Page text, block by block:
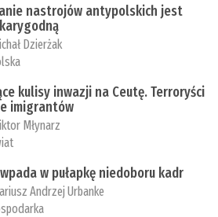
nastrojów antypolskich jest
Dzierżak
kulisy inwazji na Ceutę. Terroryści
imigrantów
Młynarz
w pułapkę niedoboru kadr
Andrzej Urbanke